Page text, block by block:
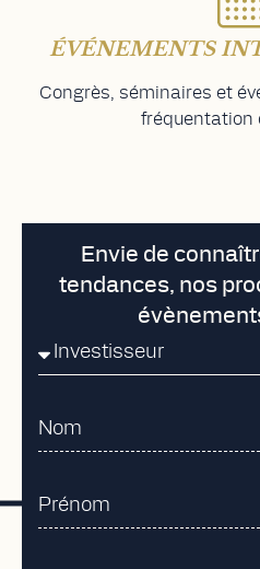
ÉVÉNEMENTS
Congrès, séminaires et
fréquentation
Envie de
tendances, nos